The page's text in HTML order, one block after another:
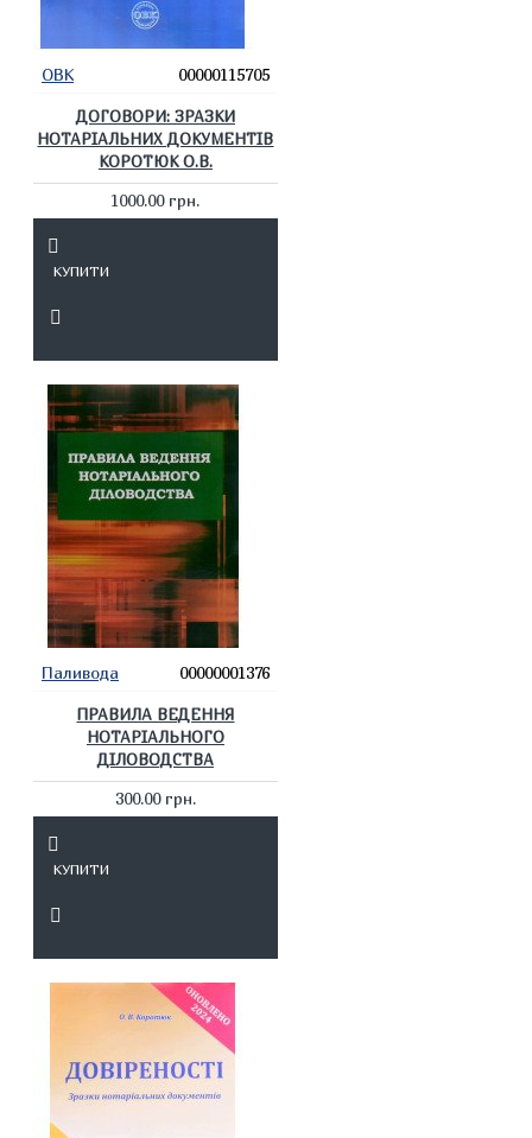
ОВК 00000115705
ДОГОВОРИ: ЗРАЗКИ
НОТАРІАЛЬНИХ ДОКУМЕНТІВ
КОРОТЮК О.В.
1000.00 грн.
КУПИТИ
Паливода 00000001376
ПРАВИЛА ВЕДЕННЯ
НОТАРІАЛЬНОГО
ДІЛОВОДСТВА
300.00 грн.
КУПИТИ